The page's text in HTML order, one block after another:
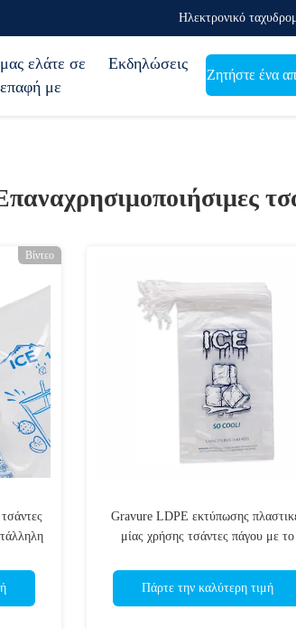
Ηλεκτρονικό
μας ελάτε σε
επαφή με
Εκδηλώσεις
Ζητήστε ένα
Βίντεο
Gravure LDPE εκτύπωσης
μίας χρήσης τσάντες πάγου με το
Πάρτε την καλύτερη τιμή